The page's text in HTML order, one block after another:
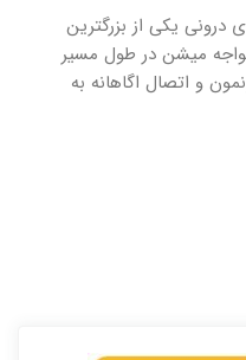
درونی یکی از بزرگترین
میشن در طول مسیر
و اتصال اگاهانه به